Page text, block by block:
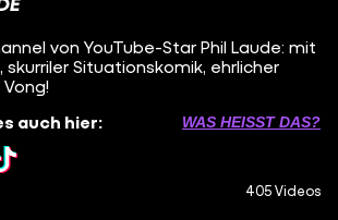
von YouTube-Star Phil Laude: mit
Situationskomik, ehrlicher
auch hier:
WAS HEISST DAS?
405 Videos